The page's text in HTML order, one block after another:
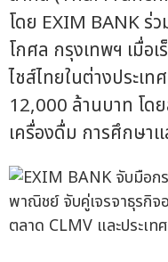
โดย EXIM BANK ร่
โกศล กรุงเทพฯ เมื่อ
ไชส์ไทยในต่างประเ
12,000 ล้านบาท โด
เครื่องดื่ม การศึกษา